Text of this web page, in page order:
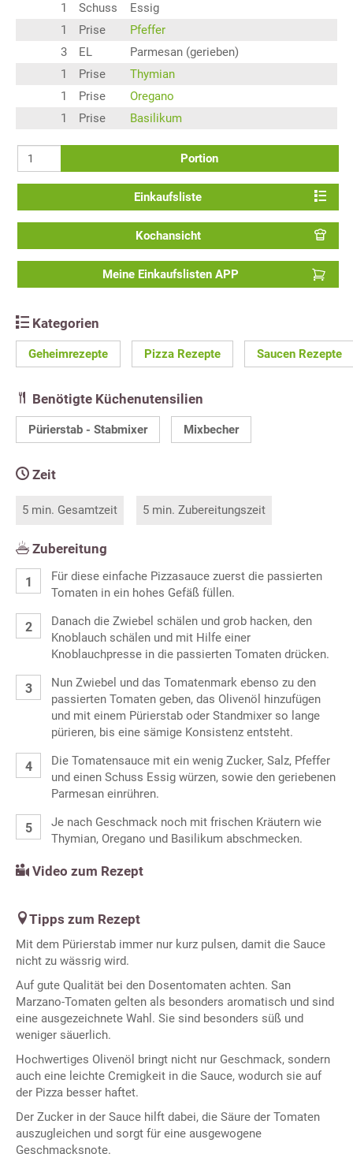
1
Schuss
Essig
1
Prise
Pfeffer
3
EL
Parmesan (gerieben)
1
Prise
Thymian
1
Prise
Oregano
1
Prise Basilikum
Portion
Einkaufsliste
Kochansicht
Meine Einkaufslisten APP
Kategorien
Geheimrezepte Pizza Rezepte Saucen Rezepte
Benötigte Küchenutensilien
Pürierstab - Stabmixer Mixbecher
Zeit
5 min. Gesamtzeit 5 min. Zubereitungszeit
Zubereitung
Für diese einfache Pizzasauce zuerst die passierten
Tomaten in ein hohes Gefäß füllen.
Danach die Zwiebel schälen und grob hacken, den
Knoblauch schälen und mit Hilfe einer
Knoblauchpresse in die passierten Tomaten drücken.
Nun Zwiebel und das Tomatenmark ebenso zu den
passierten Tomaten geben, das Olivenöl hinzufügen
und mit einem Pürierstab oder Standmixer so lange
pürieren, bis eine sämige Konsistenz entsteht.
Die Tomatensauce mit ein wenig Zucker, Salz, Pfeffer
und einen Schuss Essig würzen, sowie den geriebenen
Parmesan einrühren.
Je nach Geschmack noch mit frischen Kräutern wie
Thymian, Oregano und Basilikum abschmecken.
Video zum Rezept
Tipps zum Rezept
Mit dem Pürierstab immer nur kurz pulsen, damit die Sauce
nicht zu wässrig wird.
Auf gute Qualität bei den Dosentomaten achten. San
Marzano-Tomaten gelten als besonders aromatisch und sind
eine ausgezeichnete Wahl. Sie sind besonders süß und
weniger säuerlich.
Hochwertiges Olivenöl bringt nicht nur Geschmack, sondern
auch eine leichte Cremigkeit in die Sauce, wodurch sie auf
der Pizza besser haftet.
Der Zucker in der Sauce hilft dabei, die Säure der Tomaten
auszugleichen und sorgt für eine ausgewogene
Geschmacksnote.